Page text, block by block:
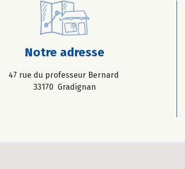
Notre adresse
47 rue du professeur Bernard
33170 Gradignan